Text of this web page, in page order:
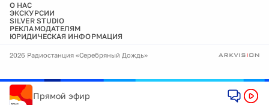
О НАС
ЭКСКУРСИИ
SILVER STUDIO
РЕКЛАМОДАТЕЛЯМ
ЮРИДИЧЕСКАЯ ИНФОРМАЦИЯ
2026 Радиостанция «Серебряный Дождь»
Прямой эфир